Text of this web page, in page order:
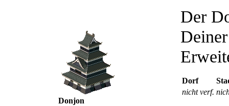
Donjon
Der
Dorf
nicht verf.